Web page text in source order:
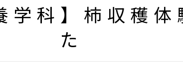
科】柿収穫体
た